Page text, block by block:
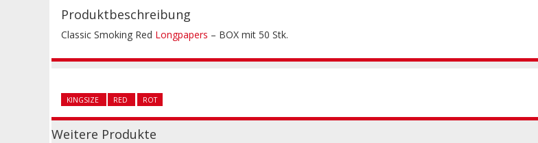
Produktbeschreibung
Classic Smoking Red Longpapers – BOX mit 50 Stk.
KINGSIZE RED ROT
Weitere Produkte